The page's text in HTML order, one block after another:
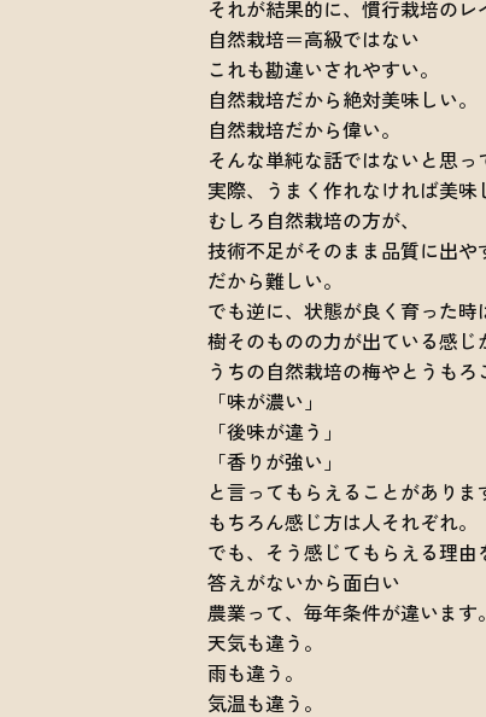
それが結果的に、慣行栽培のレ
自然栽培＝高級ではない
これも勘違いされやすい。
自然栽培だから絶対美味しい。
自然栽培だから偉い。
そんな単純な話ではないと思っ
実際、うまく作れなければ美味
むしろ自然栽培の方が、
技術不足がそのまま品質に出や
だから難しい。
でも逆に、状態が良く育った時
樹そのものの力が出ている感じ
うちの自然栽培の梅やとうもろ
「味が濃い」
「後味が違う」
「香りが強い」
と言ってもらえることがありま
もちろん感じ方は人それぞれ。
でも、そう感じてもらえる理由
答えがないから面白い
農業って、毎年条件が違います。
天気も違う。
雨も違う。
気温も違う。